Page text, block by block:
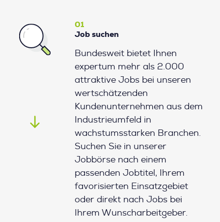
01
Job suchen
Bundesweit bietet Ihnen
expertum mehr als 2.000
attraktive Jobs bei unseren
wertschätzenden
Kundenunternehmen aus dem
Industrieumfeld in
wachstumsstarken Branchen.
Suchen Sie in unserer
Jobbörse nach einem
passenden Jobtitel, Ihrem
favorisierten Einsatzgebiet
oder direkt nach Jobs bei
Ihrem Wunscharbeitgeber.